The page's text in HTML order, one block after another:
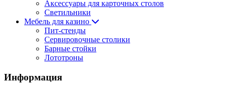
Аксессуары для карточных столов
Светильники
Мебель для казино
Пит-стенды
Сервировочные столики
Барные стойки
Лототроны
Информация